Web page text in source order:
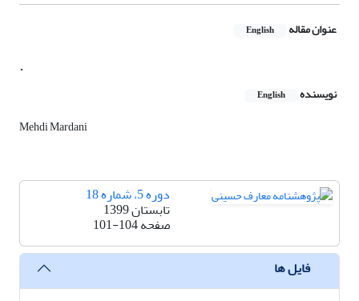
عنوان مقاله English
.
نویسنده English
Mehdi Mardani
دوره 5، شماره 18
تابستان 1399
صفحه101-104
فایل ها